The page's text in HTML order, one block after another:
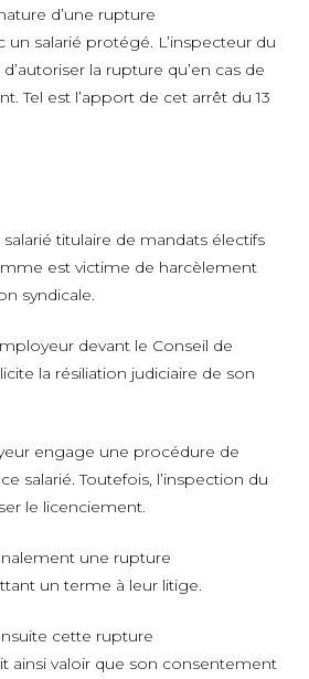
d’une rupture
un salarié protégé. L’inspecteur du
la rupture qu’en cas de
Tel est l’apport de cet arrêt du 13
titulaire de mandats électifs
est victime de harcèlement
syndicale.
devant le Conseil de
la résiliation judiciaire de son
engage une procédure de
salarié. Toutefois, l’inspection du
le licenciement.
une rupture
un terme à leur litige.
cette rupture
ainsi valoir que son consentement